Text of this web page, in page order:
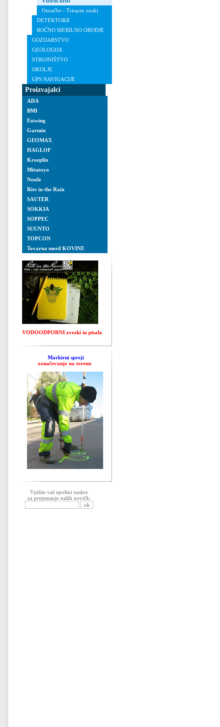
Označbe - Triopan znaki
DETEKTORJI
ROČNO MERILNO ORODJE
GOZDARSTVO
GEOLOGIJA
STROJNIŠTVO
OKOLJE
GPS NAVIGACIJE
Proizvajalci
ADA
BMI
Estwing
Garmin
GEOMAX
HAGLOF
Kroeplin
Mitutoyo
Nestle
Rite in the Rain
SAUTER
SOKKIA
SOPPEC
SUUNTO
TOPCON
Tovarna meril KOVINE
VODOODPORNI zvezki in pisala
Markirni spreji
označevanje na terenu
Vpišite vaš epoštni naslov
za prejemanje naših novičk: